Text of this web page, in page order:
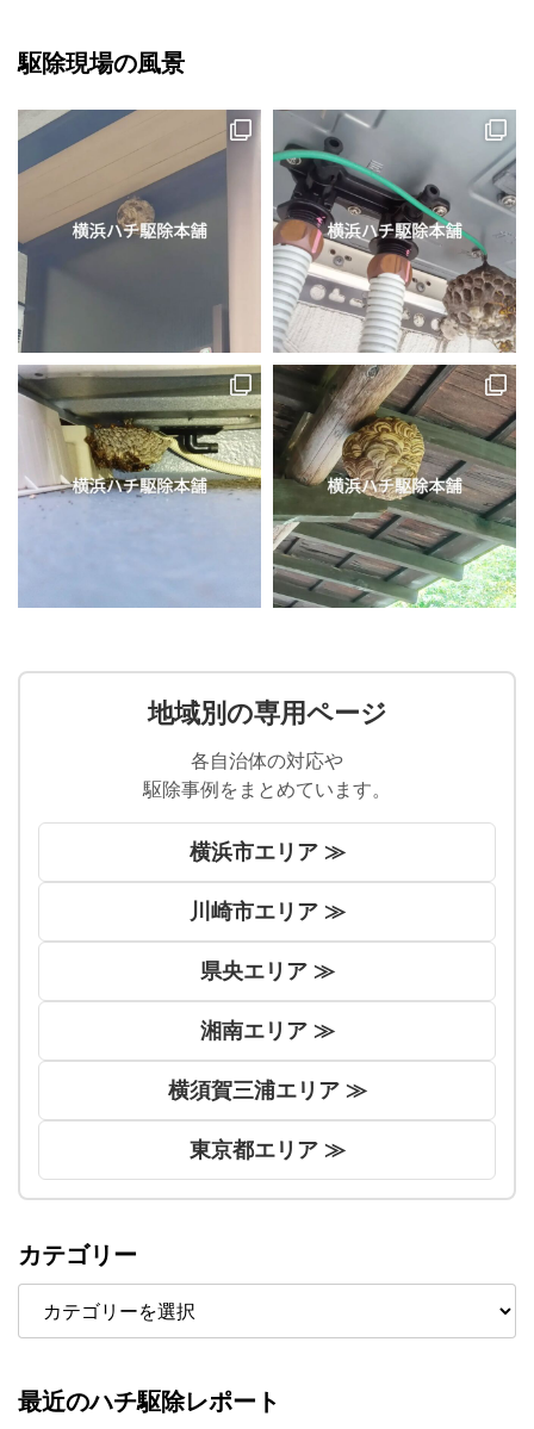
駆除現場の風景
地域別の専用ページ
各自治体の対応や
駆除事例をまとめています。
横浜市エリア ≫
川崎市エリア ≫
県央エリア ≫
湘南エリア ≫
横須賀三浦エリア ≫
東京都エリア ≫
カテゴリー
カ
ゴ
最近のハチ駆除レポート